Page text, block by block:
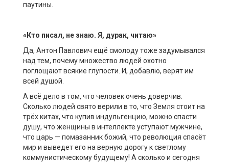
паутины.
«Кто писал, не знаю. Я, дурак, читаю»
Да, Антон Павлович ещё смолоду тоже задумывался
над тем, почему множество людей охотно
поглощают всякие глупости. И, добавлю, верят им
всей душой.
А всё дело в том, что человек очень доверчив.
Сколько людей свято верили в то, что Земля стоит на
трёх китах, что купив индульгенцию, можно спасти
душу, что женщины в интеллекте уступают мужчине,
что царь — помазанник божий, что революция спасёт
мир и выведет его на верную дорогу к светлому
коммунистическому будущему! А сколько и сегодня